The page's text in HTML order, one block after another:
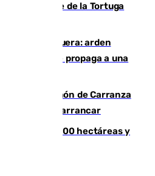
paraje Monte de la Tortuga
de Antequera: arden
y el fuego se propaga a una
el Trofeo Ramón de Carranza
termina de arrancar
las 8.000 hectáreas y